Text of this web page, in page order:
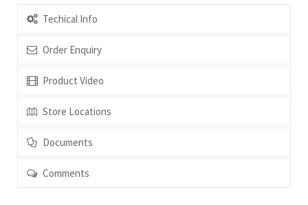
Techical Info
Order Enquiry
Product Video
Store Locations
Documents
Comments